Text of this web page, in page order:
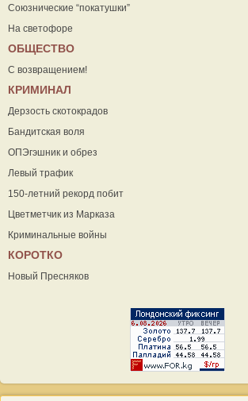
Союзнические “покатушки”
На светофоре
ОБЩЕСТВО
С возвращением!
КРИМИНАЛ
Дерзость скотокрадов
Бандитская воля
ОПЭгэшник и обрез
Левый трафик
150-летний рекорд побит
Цветметчик из Марказа
Криминальные войны
КОРОТКО
Новый Пресняков